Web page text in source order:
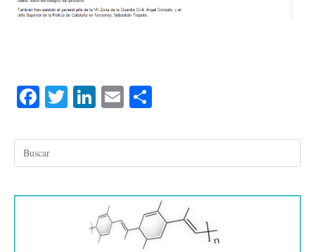
Fa
bo
ok
T
tte
r
Li
ed
In
E
ailm
pa
r